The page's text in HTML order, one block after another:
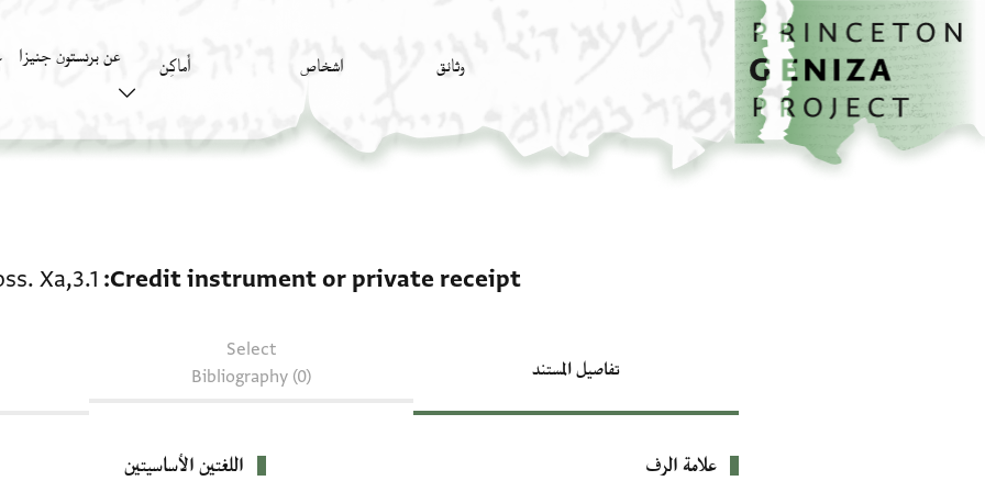
تخطي إلى المحتوى الرئيسي
الصفحة الرئيسية
وثائق اشخاص أَماكِن عن برنستون جنيزا
Credit instrument or private receipt
Xa,3.1
تفاصيل المستند
Select
Bibliography (0)
بيانات التعريف
علامة الرف اللغتين الأساسيتين